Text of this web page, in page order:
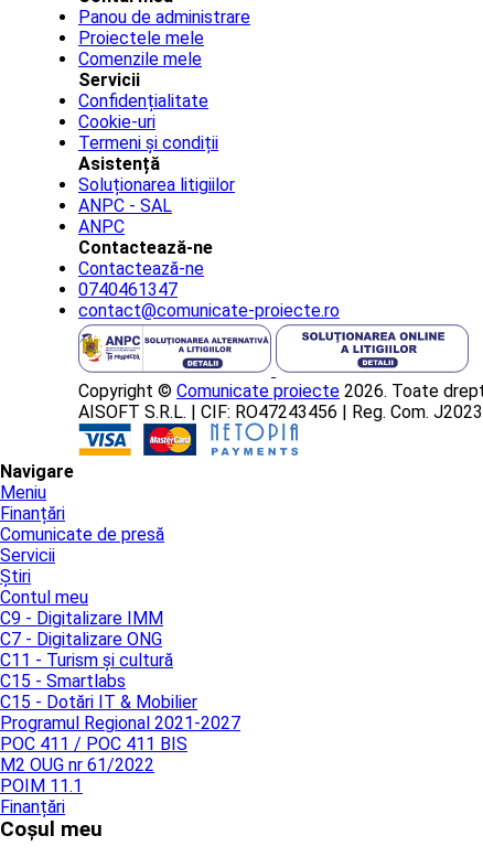
Panou de administrare
Proiectele mele
Comenzile mele
Servicii
Confidențialitate
Cookie-uri
Termeni și condiții
Asistență
Soluționarea litigiilor
ANPC - SAL
ANPC
Contactează-ne
Contactează-ne
0740461347
contact@comunicate-proiecte.ro
Copyright © Comunicate proiecte 2026. Toate
AISOFT S.R.L. | CIF: RO47243456 | Reg. Com.
Navigare
Meniu
Finanțări
Comunicate de presă
Servicii
Știri
Contul meu
C9 - Digitalizare IMM
C7 - Digitalizare ONG
C11 - Turism și cultură
C15 - Smartlabs
C15 - Dotări IT & Mobilier
Programul Regional 2021-2027
POC 411 / POC 411 BIS
M2 OUG nr 61/2022
POIM 11.1
Finanțări
Coșul meu